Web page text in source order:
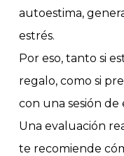
autoestima,
estrés.
Por eso, tanto si
regalo, como si
con una sesión de
Una evaluación
te recomiende